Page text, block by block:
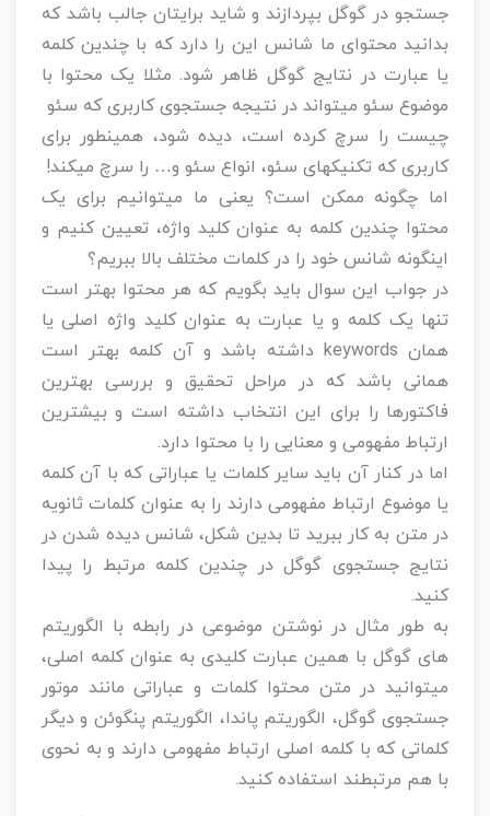
جستجو در گوگل بپردازند و شاید برایتان جالب باشد که
بدانید محتوای ما شانس این را دارد که با چندین کلمه
یا عبارت در نتایج گوگل ظاهر شود. مثلا یک محتوا با
موضوع سئو میتواند در نتیجه جستجوی کاربری که سئو
چیست را سرچ کرده است، دیده شود، همینطور برای
کاربری که تکنیکهای سئو، انواع سئو و… را سرچ میکند!
اما چگونه ممکن است؟ یعنی ما میتوانیم برای یک
محتوا چندین کلمه به عنوان کلید واژه، تعیین کنیم و
اینگونه شانس خود را در کلمات مختلف بالا ببریم؟
در جواب این سوال باید بگویم که هر محتوا بهتر است
تنها یک کلمه و یا عبارت به عنوان کلید واژه اصلی یا
همان keywords داشته باشد و آن کلمه بهتر است
همانی باشد که در مراحل تحقیق و بررسی بهترین
فاکتورها را برای این انتخاب داشته است و بیشترین
ارتباط مفهومی و معنایی را با محتوا دارد.
اما در کنار آن باید سایر کلمات یا عباراتی که با آن کلمه
یا موضوع ارتباط مفهومی دارند را به عنوان کلمات ثانویه
در متن به کار ببرید تا بدین شکل، شانس دیده شدن در
نتایج جستجوی گوگل در چندین کلمه مرتبط را پیدا
کنید.
به طور مثال در نوشتن موضوعی در رابطه با الگوریتم
های گوگل با همین عبارت کلیدی به عنوان کلمه اصلی،
میتوانید در متن محتوا کلمات و عباراتی مانند موتور
جستجوی گوگل، الگوریتم پاندا، الگوریتم پنگوئن و دیگر
کلماتی که با کلمه اصلی ارتباط مفهومی دارند و به نحوی
با هم مرتبطند استفاده کنید.